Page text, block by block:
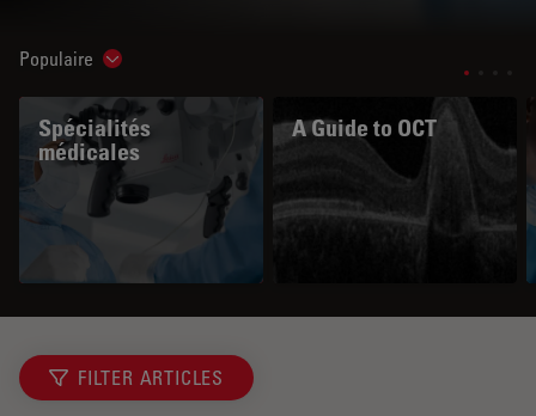
Populaire Show subnavigation
Spécialités
médicales
A Guide to OCT
FILTER ARTICLES